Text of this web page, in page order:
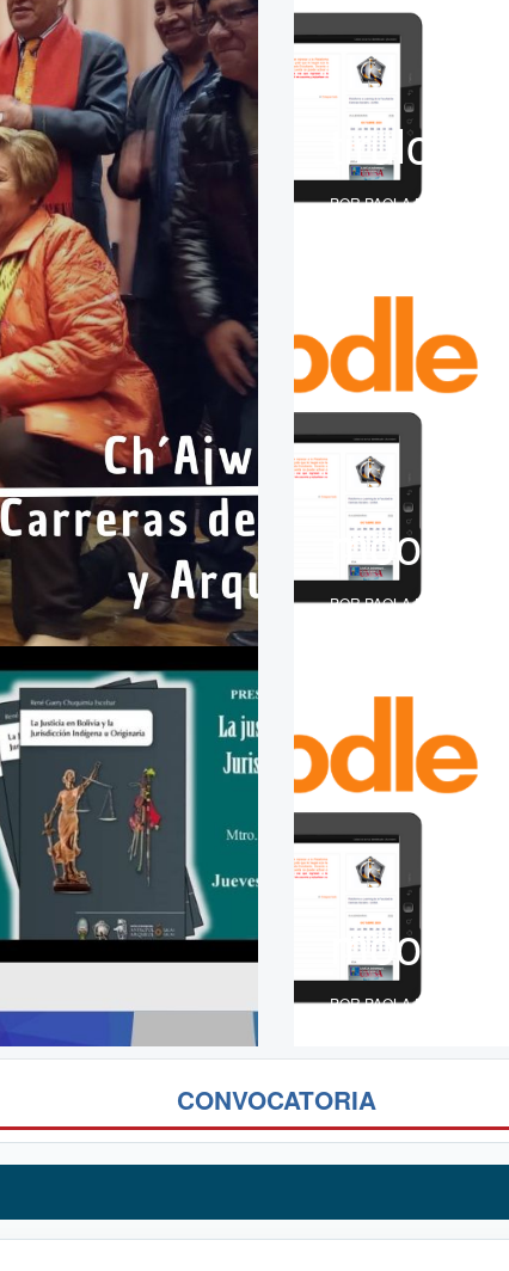
tirulo
POR PAOLA ROLDAN
moodle
POR PAOLA ROLDAN
moodles
POR PAOLA ROLDAN
CONVOCATORIA